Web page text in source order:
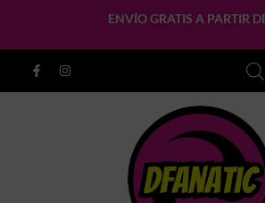
ENVÍO GRATIS A PARTIR